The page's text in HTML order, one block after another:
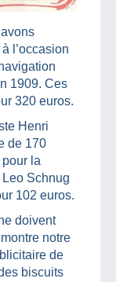
l’occasion
1909. Ces
320 euros.
Henri
de 170
la
Schnug
102 euros.
doivent
notre
de
biscuits